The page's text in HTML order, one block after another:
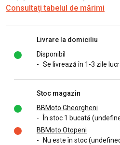
Consultați tabelul de mărimi
Livrare la domiciliu
Disponibil
- Se livrează în 1-3 zile
Stoc magazin
BBMoto Gheorgheni
-
În stoc 1 bucată
BBMoto Otopeni
-
Nu este în stoc